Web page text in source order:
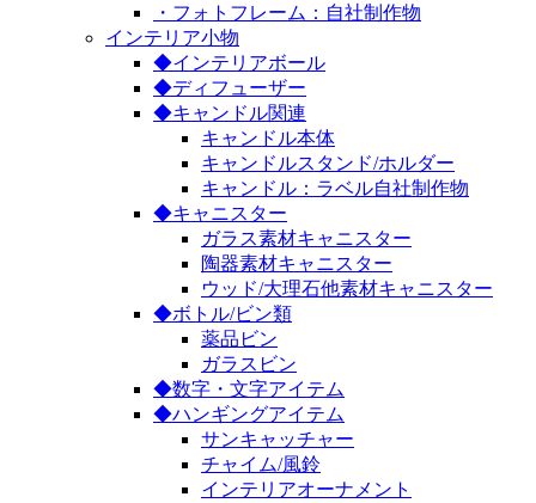
・フォトフレーム：自社制作物
インテリア小物
◆インテリアボール
◆ディフューザー
◆キャンドル関連
キャンドル本体
キャンドルスタンド/ホルダー
キャンドル：ラベル自社制作物
◆キャニスター
ガラス素材キャニスター
陶器素材キャニスター
ウッド/大理石他素材キャニスター
◆ボトル/ビン類
薬品ビン
ガラスビン
◆数字・文字アイテム
◆ハンギングアイテム
サンキャッチャー
チャイム/風鈴
インテリアオーナメント